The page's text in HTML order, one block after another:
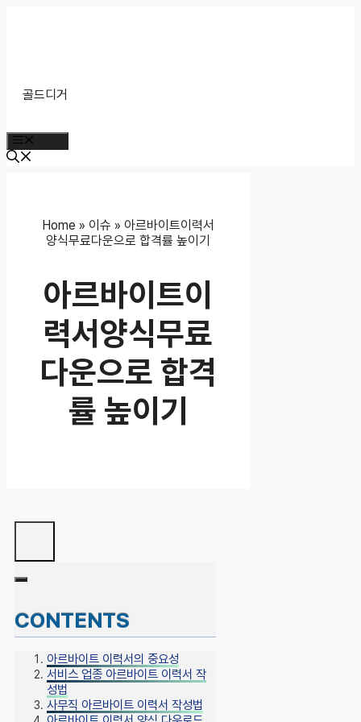
골드디거
Home » 이슈 »아르바이트이력서
양식무료다운으로 합격률 높이기
아르바이트이
력서양식무료
다운으로 합격
률 높이기
CONTENTS
아르바이트 이력서의 중요성
서비스 업종 아르바이트 이력서 작
성법
사무직 아르바이트 이력서 작성법